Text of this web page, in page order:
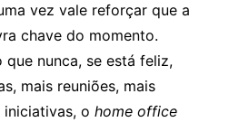
vez vale reforçar que a
chave do momento.
que nunca, se está feliz,
mais reuniões, mais
iniciativas, o home office